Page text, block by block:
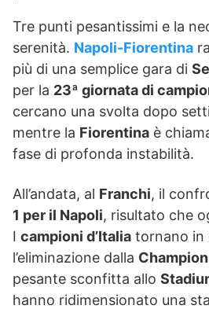
Tre punti pesantissimi e la
serenità. Napoli-Fiorentina
più di una semplice gara di
per la 23ª giornata di
cercano una svolta dopo
mentre la Fiorentina è
fase di profonda instabilità.
All’andata, al Franchi, il
1 per il Napoli, risultato che
I campioni d’Italia tornano in
l’eliminazione dalla
pesante sconfitta allo
hanno ridimensionato una